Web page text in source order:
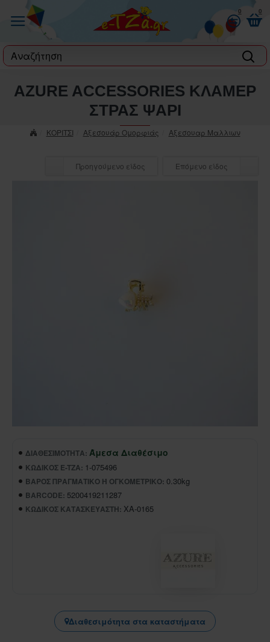
0 0
label
ΚΟΡΙΤΣΙ Αξεσουάρ Ομορφιάς Αξεσουαρ Μαλλιων
AZURE ACCESSORIES ΚΛΑΜΕΡ
ΣΤΡΑΣ ΨΑΡΙ
Προηγούμενο είδος Επόμενο είδος
ΔΙΑΘΕΣΙΜΌΤΗΤΑ: Άμεσα Διαθέσιμο
ΚΩΔΙΚΌΣ E-TZA: 1-075496
ΒΆΡΟΣ ΠΡΑΓΜΑΤΙΚΌ Ή ΟΓΚΟΜΕΤΡΙΚΌ: 0.30kg
BARCODE: 5200419211287
ΚΩΔΙΚΌΣ ΚΑΤΑΣΚΕΥΑΣΤΉ: XA-0165
Διαθεσιμότητα στα καταστήματα